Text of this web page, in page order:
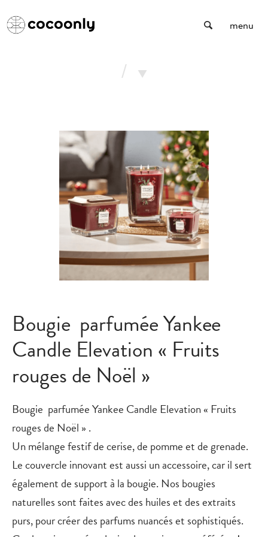
menu
/
Bougie parfumée Yankee
Candle Elevation « Fruits
rouges de Noël »
Bougie parfumée Yankee Candle Elevation « Fruits
rouges de Noël » .
Un mélange festif de cerise, de pomme et de grenade.
Le couvercle innovant est aussi un accessoire, car il sert
également de support à la bougie. Nos bougies
naturelles sont faites avec des huiles et des extraits
purs, pour créer des parfums nuancés et sophistiqués.